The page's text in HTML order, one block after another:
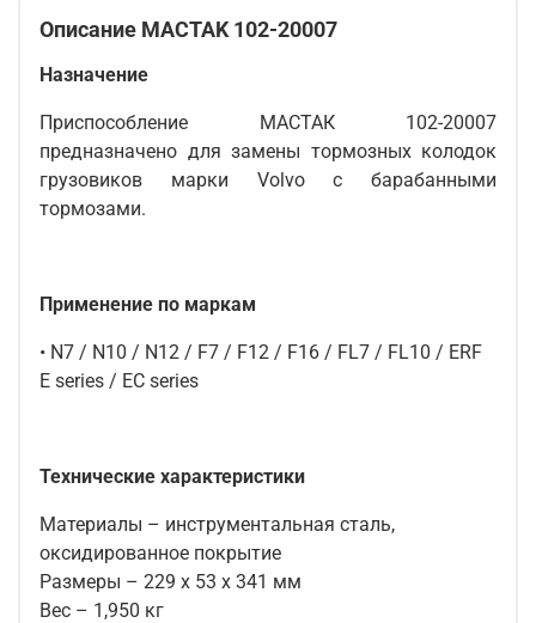
Описание MACTAK 102-20007
Назначение
Приспособление МАСТАК 102-20007
предназначено для замены тормозных колодок
грузовиков марки Volvo с барабанными
тормозами.
Применение по маркам
• N7 / N10 / N12 / F7 / F12 / F16 / FL7 / FL10 / ERF
E series / EC series
Технические характеристики
Материалы – инструментальная сталь,
оксидированное покрытие
Размеры – 229 х 53 х 341 мм
Вес – 1,950 кг